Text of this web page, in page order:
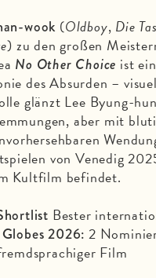
wook (Oldboy, Die
) zu den großen
No Other Choice ist
des Absurden –
glänzt Lee Byung-
aber mit
von Venedig
Kultfilm befindet.
Bester
2026: 2
Film